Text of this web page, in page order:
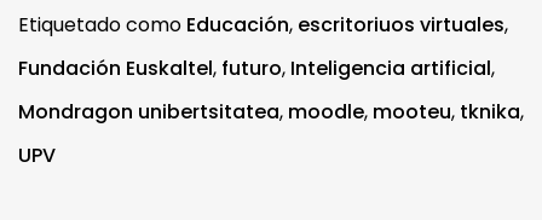
Etiquetado como Educación, escritoriuos virtuales,
Fundación Euskaltel, futuro, Inteligencia artificial,
Mondragon unibertsitatea, moodle, mooteu, tknika,
UPV